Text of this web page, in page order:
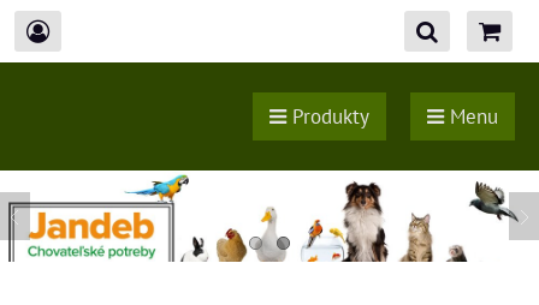
Produkty Menu